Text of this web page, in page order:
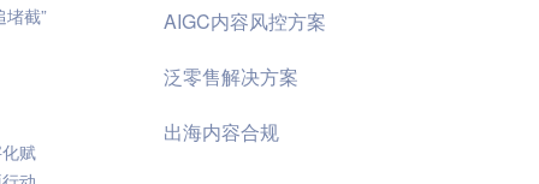
堵截”
赋
AIGC内容风控方案
泛零售解决方案
出海内容合规